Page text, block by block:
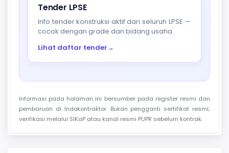
Tender LPSE
Info tender konstruksi aktif dari seluruh LPSE —
cocok dengan grade dan bidang usaha.
Lihat daftar tender→
Informasi pada halaman ini bersumber pada register resmi dan
pembaruan di Indokontraktor. Bukan pengganti sertifikat resmi;
verifikasi melalui SIKaP atau kanal resmi PUPR sebelum kontrak.